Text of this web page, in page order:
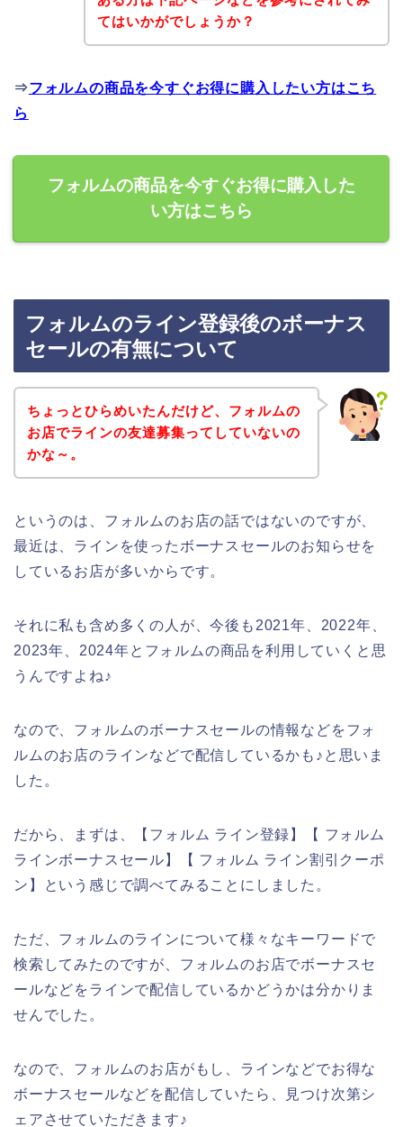
てはいかがでしょうか？
⇒フォルムの商品を今すぐお得に購入したい方はこち
ら
フォルムの商品を今すぐお得に購入した
い方はこちら
フォルムのライン登録後のボーナス
セールの有無について
ちょっとひらめいたんだけど、フォルムの
お店でラインの友達募集ってしていないの
かな～。
というのは、フォルムのお店の話ではないのですが、
最近は、ラインを使ったボーナスセールのお知らせを
しているお店が多いからです。
それに私も含め多くの人が、今後も2021年、2022年、
2023年、2024年とフォルムの商品を利用していくと思
うんですよね♪
なので、フォルムのボーナスセールの情報などをフォ
ルムのお店のラインなどで配信しているかも♪と思いま
した。
だから、まずは、【フォルム ライン登録】【 フォルム
ラインボーナスセール】【 フォルム ライン割引クーポ
ン】という感じで調べてみることにしました。
ただ、フォルムのラインについて様々なキーワードで
検索してみたのですが、フォルムのお店でボーナスセ
ールなどをラインで配信しているかどうかは分かりま
せんでした。
なので、フォルムのお店がもし、ラインなどでお得な
ボーナスセールなどを配信していたら、見つけ次第シ
ェアさせていただきます♪